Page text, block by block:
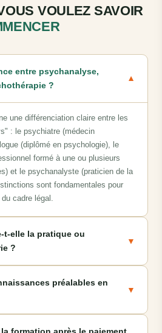
VOULEZ SAVOIR
entre psychanalyse,
?
▼
une différenciation claire entre les
: le psychiatre (médecin
(diplômé en psychologie), le
formé à une ou plusieurs
et le psychanalyste (praticien de la
sont fondamentales pour
cadre légal.
t-elle la pratique ou
?
▼
préalables en
▼